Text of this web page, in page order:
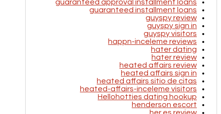
guaranteed approval installment loans
guaranteed installment loans
guyspy review
guyspy sign in
guyspy visitors
happn-inceleme reviews
hater dating
hater review
heated affairs review
heated affairs sign in
heated affairs sitio de citas
heated-affairs-inceleme visitors
Hellohotties dating hookup
henderson escort
her es review